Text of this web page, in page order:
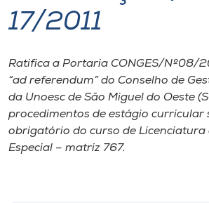
I.nova
Diplomados
Cultura
CPA
17/2011
Ratifica a Portaria CONGES/Nº08/
“ad referendum” do Conselho de
da Unoesc de São Miguel do Oeste
procedimentos de estágio curricular
obrigatório do curso de Licenciatura
Especial – matriz 767.